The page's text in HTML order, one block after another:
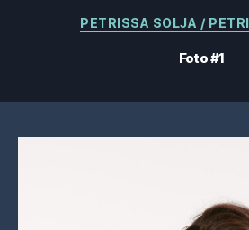
PETRISSA SOLJA /
Foto #1